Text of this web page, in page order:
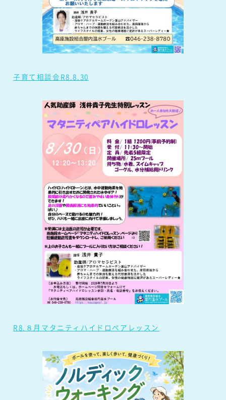
子育て相談会R8.8.30
R8.８月マタニティハイドロペアレッスン